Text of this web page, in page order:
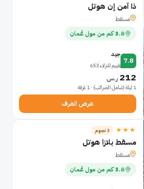
ذا آمن إن هوتل
مسقط
3.8 كم من مول عُمان
7.8
جيد
تقييم للنزلاء 653
212 ر.س
1 ليلة (شامل الضرائب) · 1 غرفة
عرض الغرف
★★★ 3 نجوم
مسقط بلازا هوتل
مسقط
3.8 كم من مول عُمان